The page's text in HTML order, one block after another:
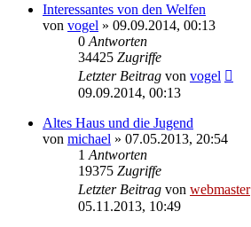
Interessantes von den Welfen
von vogel » 09.09.2014, 00:13
0 Antworten
34425 Zugriffe
Letzter Beitrag von vogel
09.09.2014, 00:13
Altes Haus und die Jugend
von michael » 07.05.2013, 20:54
1 Antworten
19375 Zugriffe
Letzter Beitrag von webmaster
05.11.2013, 10:49